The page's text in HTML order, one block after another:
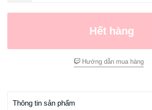
Hết hàng
Hướng dẫn mua hàng
Thông tin sản phẩm